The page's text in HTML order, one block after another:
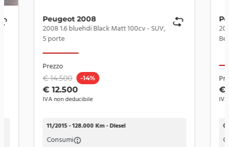
aggiornamenti o differenze tra i vari database online.
Consigliamo sempre di verificarli con un consulente
AndreaCar.
Cerchi in lega 17" CAMDEN con ruotino di scorta
Chiusura Automatica Delle Porte In Marcia
Chiusura centralizzata con telecomando
Climatizzatore automatico monozona
Computer di bordo
Doppio porta lattine dietro il freno a mano e sotto la
console centrale
Peugeot 2008
2008 1.6 bluehdi Black Matt 100cv - SUV,
5 porte
Prezzo
€ 14.500 -14%
€ 12.500
IVA non deducibile
11/2015 - 128.000 Km - Diesel
Consumi
€